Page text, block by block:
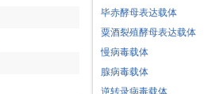
毕赤酵母表达载体
粟酒裂殖酵母表达载体
慢病毒载体
腺病毒载体
逆转录病毒载体